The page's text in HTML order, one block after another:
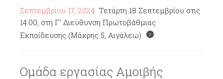
Σεπτεμβρίου 17, 2024 Τετάρτη 18 Σεπτεμβρίου στις
14:00, στη Γ' Διεύθυνση Πρωτοβάθμιας
Εκπαίδευσης (Μάκρης 5, Αιγάλεω)
Ομάδα εργασίας Αμοιβής